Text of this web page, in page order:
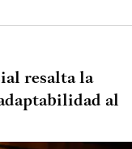
resalta la
al